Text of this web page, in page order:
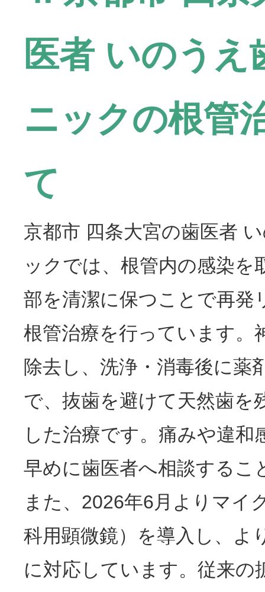
医者 いのうえ
ニックの根管
て
京都市 四条大宮の歯医者
ックでは、根管内の感染を
部を清潔に保つことで再発
根管治療を行っています。
除去し、洗浄・消毒後に薬
で、抜歯を避けて天然歯を
した治療です。痛みや違和
早めに歯医者へ相談するこ
また、2026年6月よりマイ
科用顕微鏡）を導入し、よ
に対応しています。従来の